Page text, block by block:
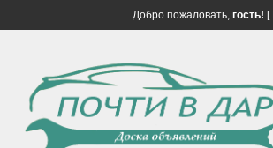
Добро пожаловать, гость! [